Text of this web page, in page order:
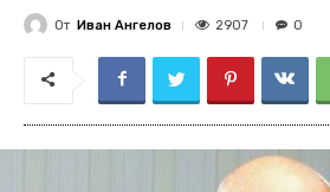
От Иван Ангелов 2907 0